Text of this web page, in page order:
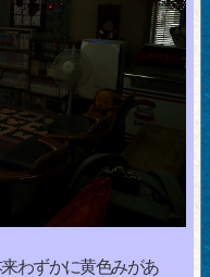
わずかに黄色みがあ